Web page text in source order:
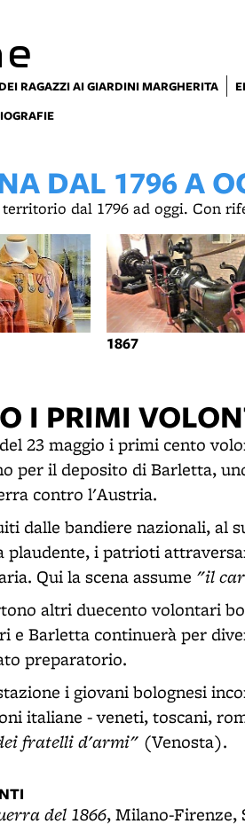
RAGAZZI AI GIARDINI MARGHERITA
DAL 1796 A
dal 1796 ad oggi. Con
1867
I PRIMI
23 maggio i primi cento
per il deposito di Barletta,
contro l'Austria.
dalle bandiere nazionali, al
plaudente, i patrioti
Qui la scena assume "il
altri duecento volontari
e Barletta continuerà per
preparatorio.
i giovani bolognesi
italiane - veneti, toscani,
fratelli d'armi" (Venosta).
del 1866, Milano-Firenze,